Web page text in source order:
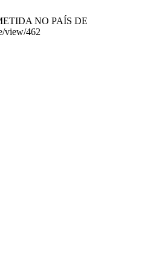
NO PAÍS DE
view/462